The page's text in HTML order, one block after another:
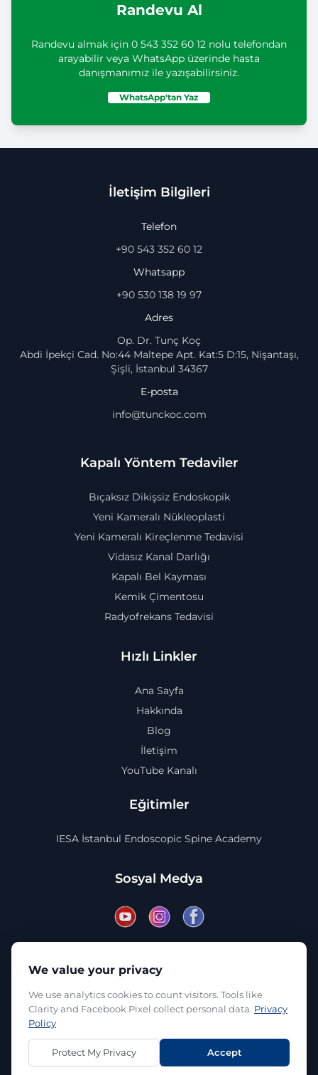
We value your privacy
We use analytics cookies to count visitors. Tools like
Clarity and Facebook Pixel collect personal data. Privacy
Policy
Protect My Privacy Accept
Randevu Al
Randevu almak için 0 543 352 60 12 nolu telefondan
arayabilir veya WhatsApp üzerinde hasta
danışmanımız ile yazışabilirsiniz.
WhatsApp'tan Yaz
İletişim Bilgileri
Telefon
+90 543 352 60 12
Whatsapp
+90 530 138 19 97
Adres
Op. Dr. Tunç Koç
Abdi İpekçi Cad. No:44 Maltepe Apt. Kat:5 D:15, Nişantaşı,
Şişli, İstanbul 34367
E-posta
info@tunckoc.com
Kapalı Yöntem Tedaviler
Bıçaksız Dikişsiz Endoskopik
Yeni Kameralı Nükleoplasti
Yeni Kameralı Kireçlenme Tedavisi
Vidasız Kanal Darlığı
Kapalı Bel Kayması
Kemik Çimentosu
Radyofrekans Tedavisi
Hızlı Linkler
Ana Sayfa
Hakkında
Blog
İletişim
YouTube Kanalı
Eğitimler
IESA İstanbul Endoscopic Spine Academy
Sosyal Medya
Güncel bilgiler ve hasta yorumları için sosyal medya hesaplarımızı
Creai Dijital Ajans